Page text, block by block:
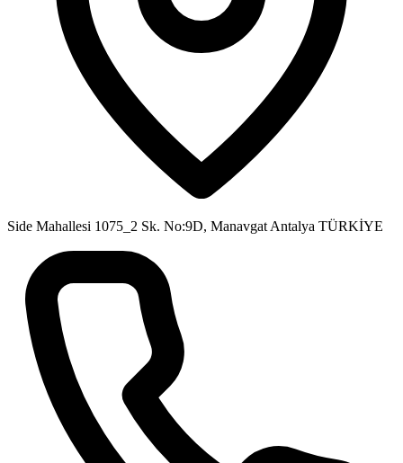
Side Mahallesi 1075_2 Sk. No:9D, Manavgat Antalya TÜRKİYE